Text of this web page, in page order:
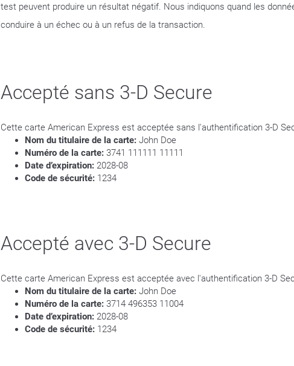
test peuvent produire un résultat négatif. Nous indiquons quand les
conduire à un échec ou à un refus de la transaction.
Accepté sans 3-D Secure
Cette carte American Express est acceptée sans l'authentification 3-D
Nom du titulaire de la carte: John Doe
Numéro de la carte: 3741 111111 11111
Date d’expiration: 2028-08
Code de sécurité: 1234
Accepté avec 3-D Secure
Cette carte American Express est acceptée avec l'authentification 3-D
Nom du titulaire de la carte: John Doe
Numéro de la carte: 3714 496353 11004
Date d’expiration: 2028-08
Code de sécurité: 1234